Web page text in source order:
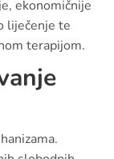
ekonomičnije
liječenje te
terapijom.